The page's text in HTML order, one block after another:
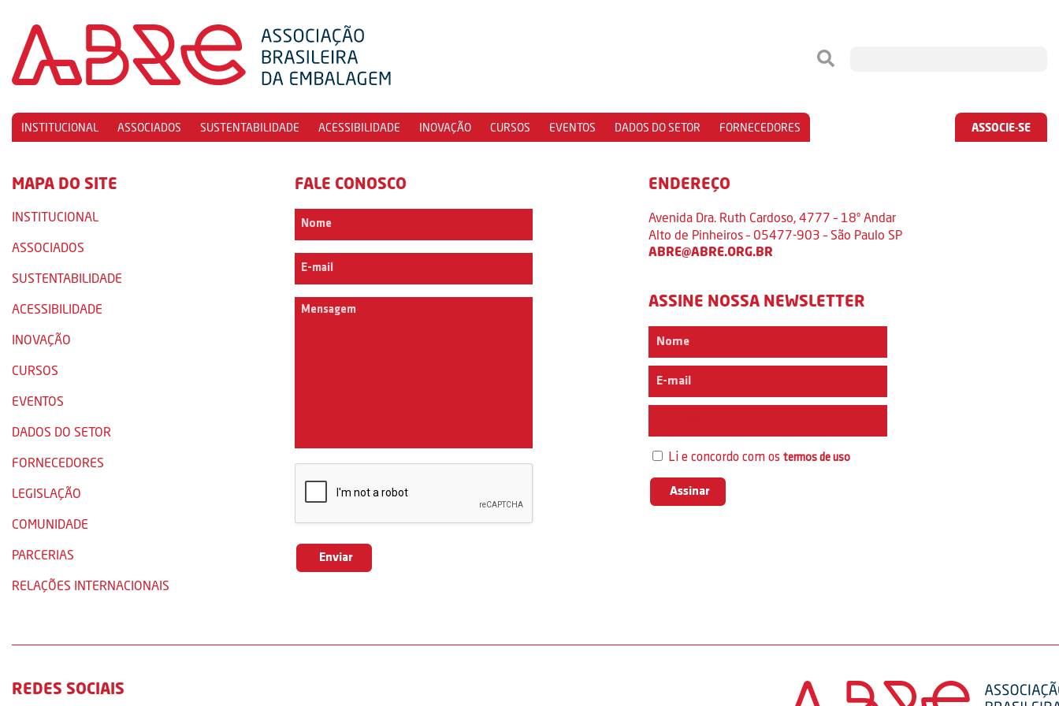
INSTITUCIONAL ASSOCIADOS SUSTENTABILIDADE ACESSIBILIDADE INOVAÇÃO CURSOS EVENTOS DADOS DO SETOR FORNECEDORES ASSOCIE-SE
MAPA DO SITE
INSTITUCIONAL
ASSOCIADOS
SUSTENTABILIDADE
ACESSIBILIDADE
INOVAÇÃO
CURSOS
EVENTOS
DADOS DO SETOR
FORNECEDORES
LEGISLAÇÃO
COMUNIDADE
PARCERIAS
RELAÇÕES INTERNACIONAIS
FALE CONOSCO ENDEREÇO
Avenida Dra. Ruth Cardoso, 4777 – 18º Andar
Alto de Pinheiros – 05477-903 – São Paulo SP
ABRE@ABRE.ORG.BR
ASSINE NOSSA NEWSLETTER
Li e concordo com ostermos de uso
REDES SOCIAIS